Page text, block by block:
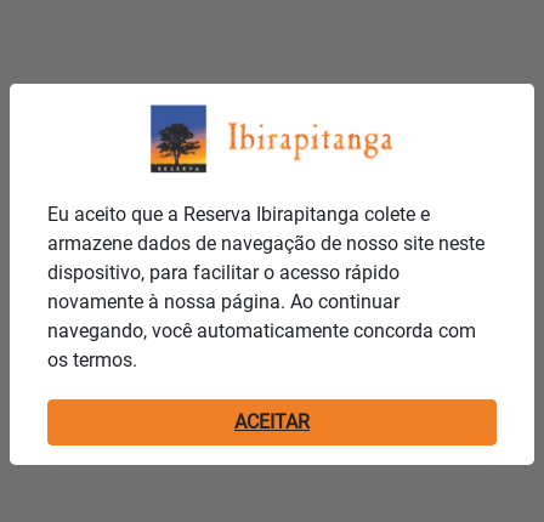
Eu aceito que a Reserva Ibirapitanga colete e
armazene dados de navegação de nosso site neste
dispositivo, para facilitar o acesso rápido
novamente à nossa página. Ao continuar
navegando, você automaticamente concorda com
os termos.
ACEITAR